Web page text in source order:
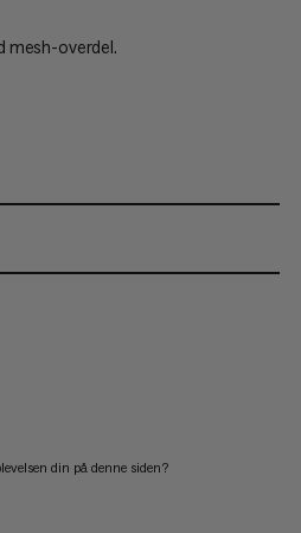
mesh-overdel.
din på denne siden?